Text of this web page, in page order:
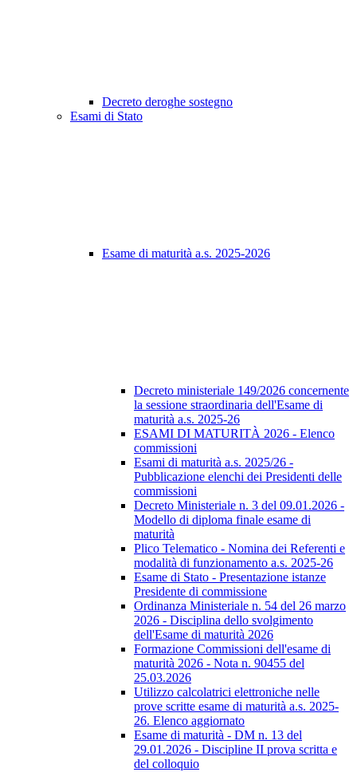
Decreto deroghe sostegno
Esami di Stato
Esame di maturità a.s. 2025-2026
Decreto ministeriale 149/2026 concernente
la sessione straordinaria dell'Esame di
maturità a.s. 2025-26
ESAMI DI MATURITÀ 2026 - Elenco
commissioni
Esami di maturità a.s. 2025/26 -
Pubblicazione elenchi dei Presidenti delle
commissioni
Decreto Ministeriale n. 3 del 09.01.2026 -
Modello di diploma finale esame di
maturità
Plico Telematico - Nomina dei Referenti e
modalità di funzionamento a.s. 2025-26
Esame di Stato - Presentazione istanze
Presidente di commissione
Ordinanza Ministeriale n. 54 del 26 marzo
2026 - Disciplina dello svolgimento
dell'Esame di maturità 2026
Formazione Commissioni dell'esame di
maturità 2026 - Nota n. 90455 del
25.03.2026
Utilizzo calcolatrici elettroniche nelle
prove scritte esame di maturità a.s. 2025-
26. Elenco aggiornato
Esame di maturità - DM n. 13 del
29.01.2026 - Discipline II prova scritta e
del colloquio